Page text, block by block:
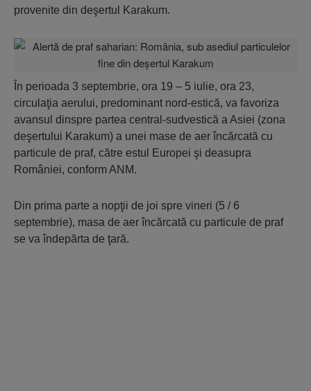
provenite din deşertul Karakum.
În perioada 3 septembrie, ora 19 – 5 iulie, ora 23,
circulaţia aerului, predominant nord-estică, va favoriza
avansul dinspre partea central-sudvestică a Asiei (zona
deşertului Karakum) a unei mase de aer încărcată cu
particule de praf, către estul Europei şi deasupra
României, conform ANM.
Din prima parte a nopţii de joi spre vineri (5 / 6
septembrie), masa de aer încărcată cu particule de praf
se va îndepărta de ţară.